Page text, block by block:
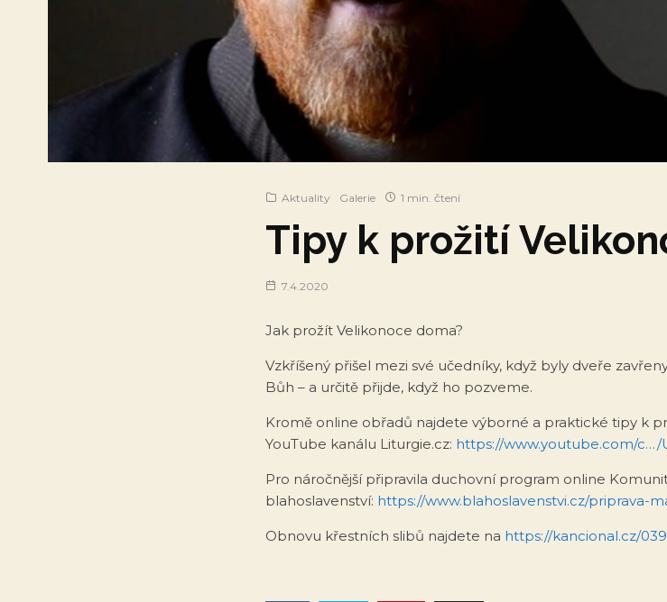
Aktuality Galerie 1 min. čtení
Tipy k prožití
7.4.2020
Jak prožít Velikonoce doma?
Vzkříšený přišel mezi své učedníky, když byly dveře
Bůh – a určitě přijde, když ho pozveme.
Kromě online obřadů najdete výborné a praktické tipy k
YouTube kanálu Liturgie.cz: https://www.youtube.com/c…/
Pro náročnější připravila duchovní program online
blahoslavenství: https://www.blahoslavenstvi.cz/priprava-
Obnovu křestních slibů najdete na https://kancional.cz/